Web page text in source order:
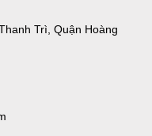
Trì, Quận Hoàng